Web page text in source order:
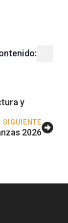
y
SIGUIENTE
2026